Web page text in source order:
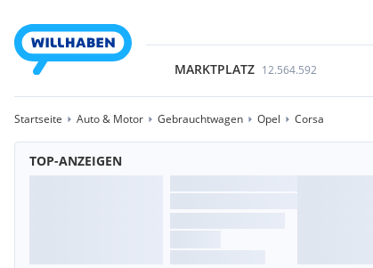
MARKTPLATZ 12.564.592
Startseite Auto & Motor Gebrauchtwagen Opel Corsa
TOP-ANZEIGEN